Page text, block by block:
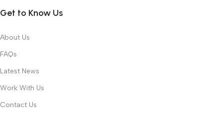
Get to Know Us
About Us
FAQs
Latest News
Work With Us
Contact Us